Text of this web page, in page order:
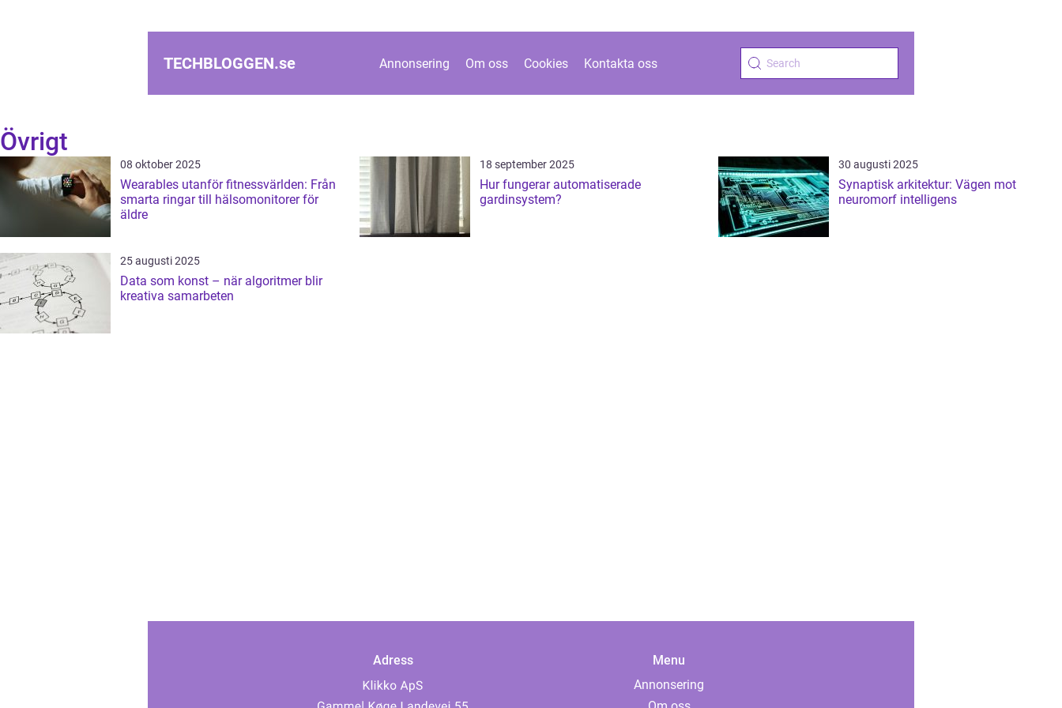
TECHBLOGGEN.se Annonsering Om oss Cookies Kontakta oss
Övrigt
08 oktober 2025
Wearables utanför fitnessvärlden: Från
smarta ringar till hälsomonitorer för
äldre
18 september 2025
Hur fungerar automatiserade
gardinsystem?
30 augusti 2025
Synaptisk arkitektur: Vägen mot
neuromorf intelligens
25 augusti 2025
Data som konst – när algoritmer blir
kreativa samarbeten
Adress
Menu
Annonsering